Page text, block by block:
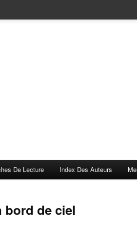
De Lecture Index Des Auteurs
bord de ciel